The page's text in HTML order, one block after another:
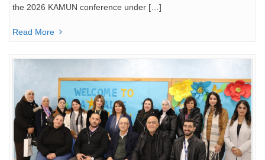
the 2026 KAMUN conference under […]
Read More